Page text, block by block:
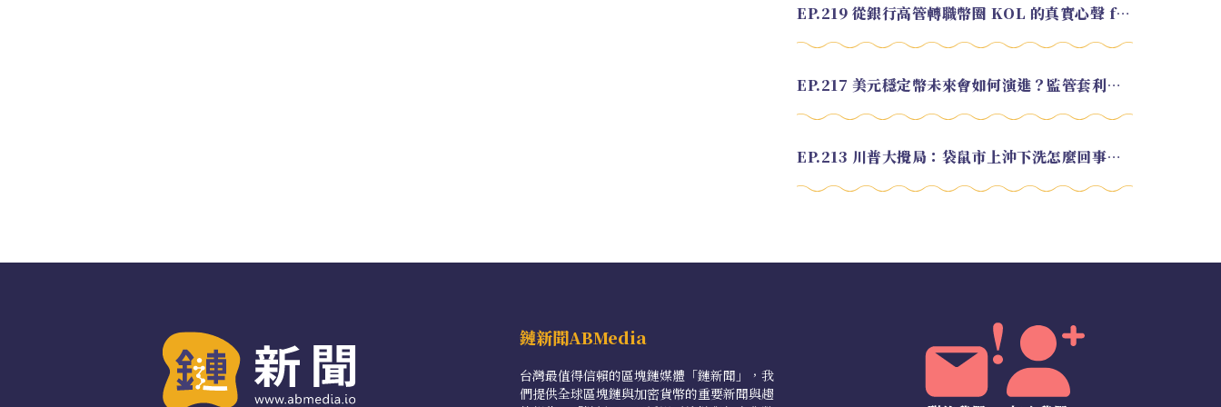
EP.219 從銀行高管轉職幣圈 KOL 的真實心聲 feat.龜大
EP.217 美元穩定幣未來會如何演進？監管套利終將收斂？feat. 研究員 余哲安
EP.213 川普大攪局：袋鼠市上沖下洗怎麼回事？feat. Alvin
鏈新聞ABMedia
台灣最值得信賴的區塊鏈媒體「鏈新聞」，我
們提供全球區塊鏈與加密貨幣的重要新聞與趨